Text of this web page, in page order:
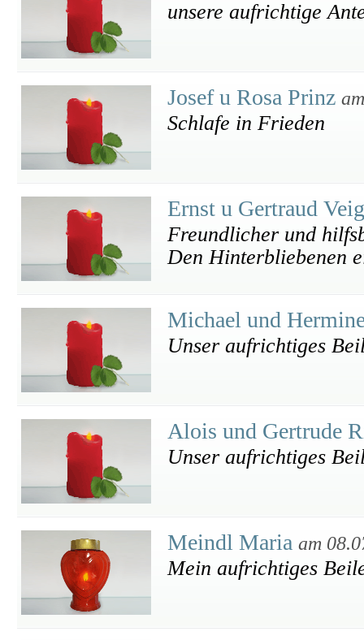
unsere aufrichtige
Josef u Rosa Prinz
Schlafe in Frieden
Ernst u Gertraud
Freundlicher und
Den Hinterbliebenen
Michael und
Unser aufrichtiges
Alois und Gertrude
Unser aufrichtiges
Meindl Maria am
Mein aufrichtiges